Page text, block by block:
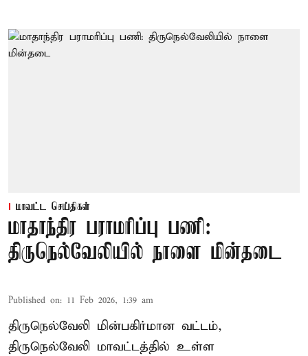
மாவட்ட செய்திகள்
மாதாந்திர பராமரிப்பு பணி:
திருநெல்வேலியில் நாளை மின்தடை
Published on: 11 Feb 2026, 1:39 am
திருநெல்வேலி மின்பகிர்மான வட்டம்,
திருநெல்வேலி மாவட்டத்தில் உள்ள